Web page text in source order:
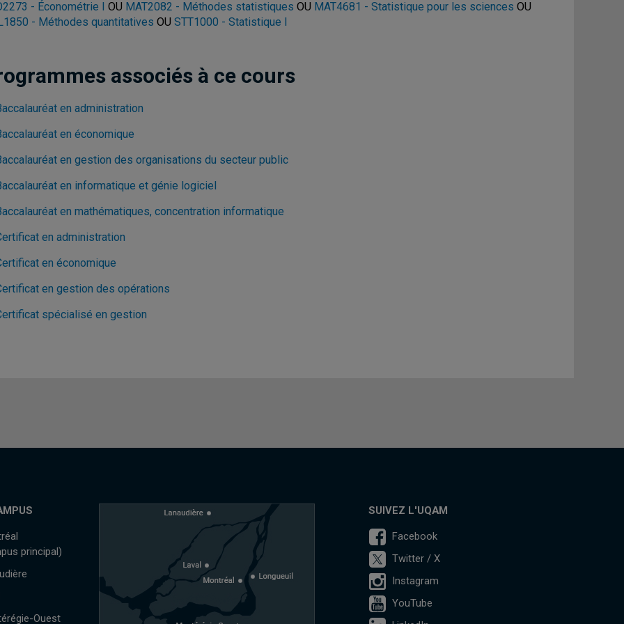
- Économétrie I OU MAT2082 - Méthodes statistiques OU MAT4681 - Statistique pour les sciences OU
- Méthodes quantitatives OU STT1000 - Statistique I
associés à ce cours
en administration
en économique
en gestion des organisations du secteur public
en informatique et génie logiciel
en mathématiques, concentration informatique
en administration
en économique
en gestion des opérations
spécialisé en gestion
principal)
Ouest
SUIVEZ L'UQAM
Facebook
Twitter / X
Instagram
YouTube